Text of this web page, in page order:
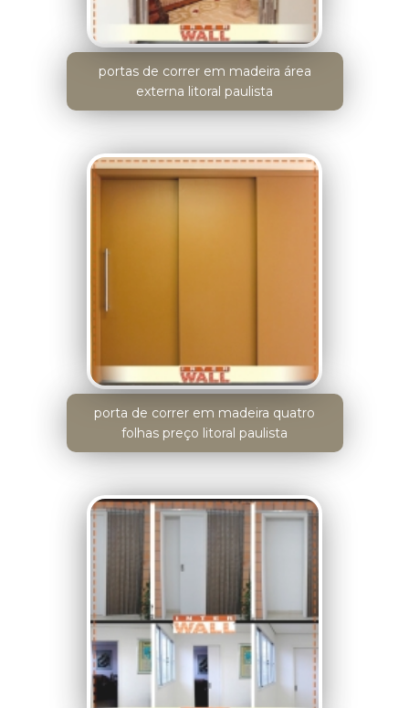
portas de correr em madeira área
externa litoral paulista
porta de correr em madeira quatro
folhas preço litoral paulista